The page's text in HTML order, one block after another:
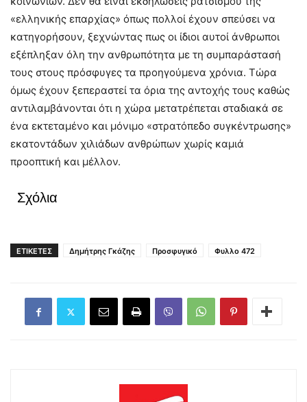
«ελληνικής επαρχίας» όπως πολλοί έχουν σπεύσει να
κατηγορήσουν, ξεχνώντας πως οι ίδιοι αυτοί άνθρωποι
εξέπληξαν όλη την ανθρωπότητα με τη συμπαράστασή
τους στους πρόσφυγες τα προηγούμενα χρόνια. Τώρα
όμως έχουν ξεπεραστεί τα όρια της αντοχής τους καθώς
αντιλαμβάνονται ότι η χώρα μετατρέπεται σταδιακά σε
ένα εκτεταμένο και μόνιμο «στρατόπεδο συγκέντρωσης»
εκατοντάδων χιλιάδων ανθρώπων χωρίς καμιά
προοπτική και μέλλον.
Σχόλια
ΕΤΙΚΕΤΕΣ Δημήτρης Γκάζης Προσφυγικό Φυλλο 472